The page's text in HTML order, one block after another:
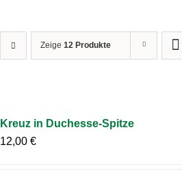
Zeige 12 Produkte
Kreuz in Duchesse-Spitze
12,00€